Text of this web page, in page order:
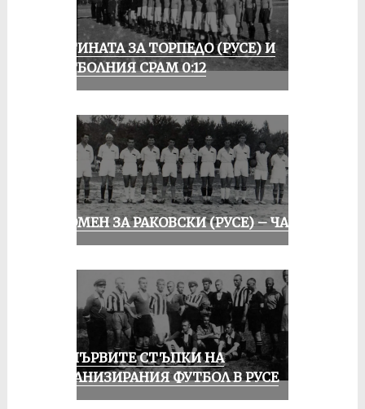
ИСТИНАТА ЗА ТОРПЕДО (РУСЕ) И
ФУТБОЛНИЯ СРАМ 0:12
СПОМЕН ЗА РАКОВСКИ (РУСЕ) – ЧАСТ I
ЗА ПЪРВИТЕ СТЪПКИ НА
ОРГАНИЗИРАНИЯ ФУТБОЛ В РУСЕ